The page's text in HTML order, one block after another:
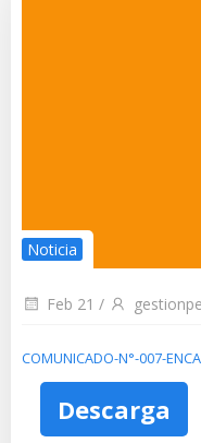
Noticia
Feb 21 /
COMUNICADO-N°-007-
Descarga